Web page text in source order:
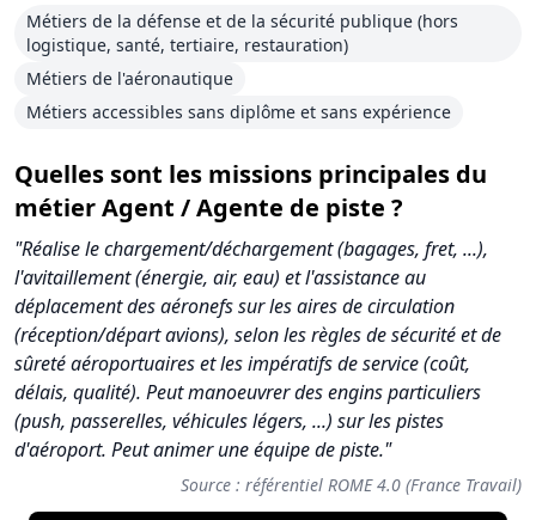
Métiers de la défense et de la sécurité publique (hors
logistique, santé, tertiaire, restauration)
Métiers de l'aéronautique
Métiers accessibles sans diplôme et sans expérience
Quelles sont les missions principales du
métier Agent / Agente de piste ?
"Réalise le chargement/déchargement (bagages, fret, ...),
l'avitaillement (énergie, air, eau) et l'assistance au
déplacement des aéronefs sur les aires de circulation
(réception/départ avions), selon les règles de sécurité et de
sûreté aéroportuaires et les impératifs de service (coût,
délais, qualité). Peut manoeuvrer des engins particuliers
(push, passerelles, véhicules légers, ...) sur les pistes
d'aéroport. Peut animer une équipe de piste."
Source : référentiel ROME 4.0 (France Travail)